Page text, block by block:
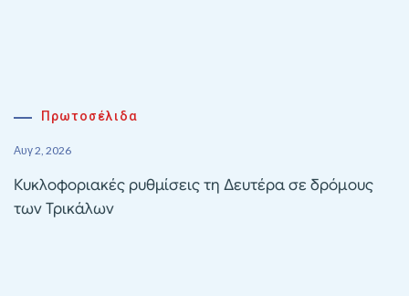
Πρωτοσέλιδα
Αυγ 2, 2026
Κυκλοφοριακές ρυθμίσεις τη Δευτέρα σε δρόμους
των Τρικάλων